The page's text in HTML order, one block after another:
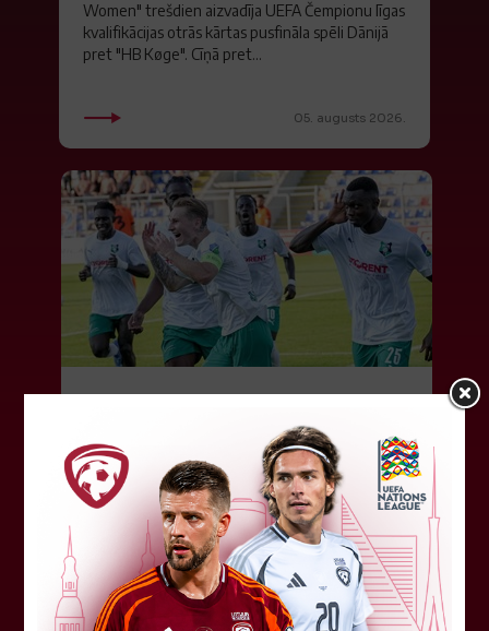
Women" trešdien aizvadīja UEFA Čempionu līgas
kvalifikācijas otrās kārtas pusfināla spēli Dānijā
pret "HB Køge". Cīņā pret...
05. augusts 2026.
FK "Auda" pie eirokausu galda
turpina baudīt desertus
Otrdien Latvijas klubs FK "Auda" aizvadīja UEFA
Konferences līgas kvalifikācijas trešās kārtas
pirmo spēli, savu skatītāju priekšā "Skonto"
stadionā Rīgā ar 1:0 uzveica...
04. augusts 2026.